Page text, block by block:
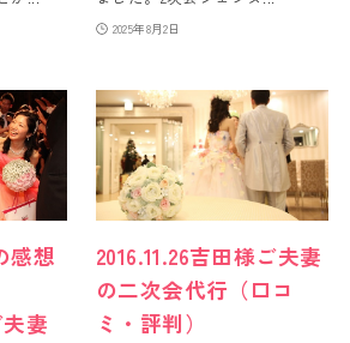
2025年8月2日
感想
夫妻
2016.11.26吉田様ご夫妻
の二次会代行（口コ
ミ・評判）